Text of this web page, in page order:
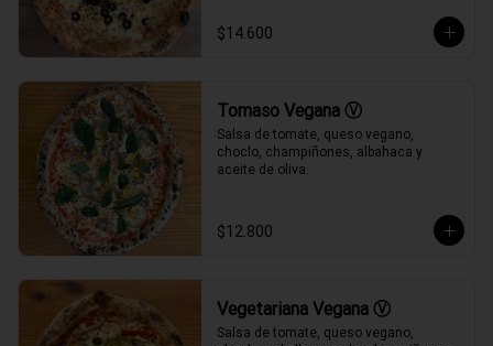
$14.600
Tomaso Vegana Ⓥ
Salsa de tomate, queso vegano,
choclo, champiñones, albahaca y
aceite de oliva.
$12.800
Vegetariana Vegana Ⓥ
Salsa de tomate, queso vegano,